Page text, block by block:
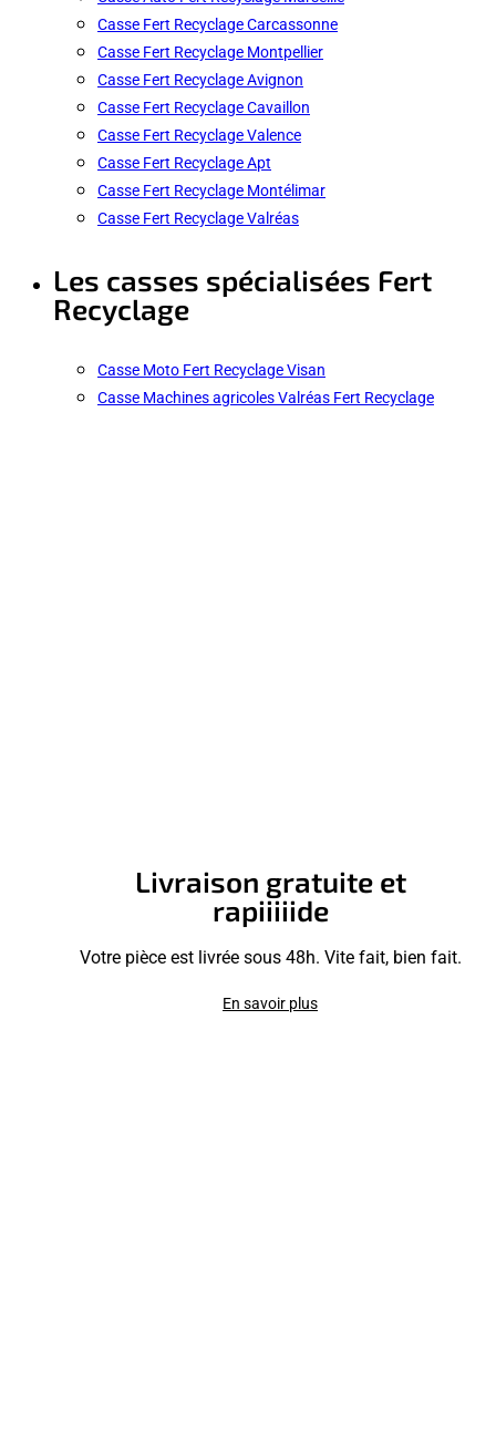
Casse Fert Recyclage Carcassonne
Casse Fert Recyclage Montpellier
Casse Fert Recyclage Avignon
Casse Fert Recyclage Cavaillon
Casse Fert Recyclage Valence
Casse Fert Recyclage Apt
Casse Fert Recyclage Montélimar
Casse Fert Recyclage Valréas
Les casses spécialisées Fert
Recyclage
Casse Moto Fert Recyclage Visan
Casse Machines agricoles Valréas Fert Recyclage
Livraison gratuite et
rapiiiiide
Votre pièce est livrée sous 48h. Vite fait, bien fait.
En savoir plus